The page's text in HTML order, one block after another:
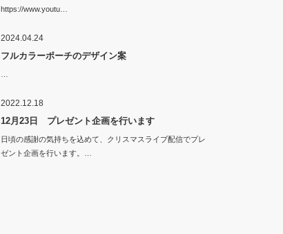
https://www.youtu…
2024.04.24
フルカラーポーチのデザイン案
2022.12.18
12月23日 プレゼント企画を行います
日頃の感謝の気持ちを込めて、クリスマスライブ配信でプレ
ゼント企画を行います。…